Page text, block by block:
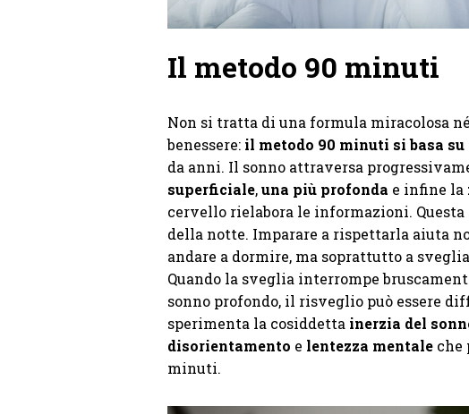
Il metodo 90 minuti
Non si tratta di una formula miracolosa
benessere: il metodo 90 minuti si basa
da anni. Il sonno attraversa
superficiale,una più profonda e infine la
cervello rielabora le informazioni.
della notte. Imparare a rispettarla aiuta
andare a dormire, ma soprattutto a
Quando la sveglia interrompe
sonno profondo, il risveglio può essere
sperimenta la cosiddetta inerzia del
disorientamento e lentezza mentale che
minuti.